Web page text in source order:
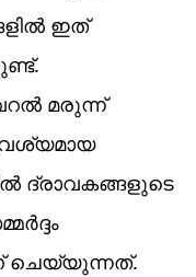
ഇത്
മരുന്ന്
ദ്രാവകങ്ങളുടെ
ചെയ്യുന്നത്.